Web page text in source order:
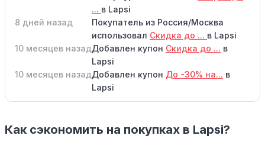
... в Lapsi
8 дней назад
Покупатель из Россия/Москва
использовал Скидка до ... в Lapsi
10 месяцев назадДобавлен купон Скидка до ... в
Lapsi
10 месяцев назадДобавлен купон До -30% на... в
Lapsi
Как сэкономить на покупках в Lapsi?